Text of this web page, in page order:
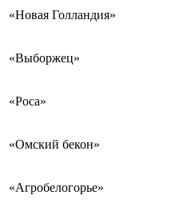
«Новая Голландия»
«Выборжец»
«Роса»
«Омский бекон»
«Агробелогорье»